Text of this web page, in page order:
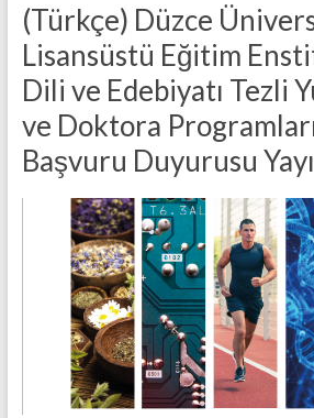
(Türkçe) Düzce
Lisansüstü Eğitim
Dili ve Edebiyatı Tezli
ve Doktora
Başvuru Duyurusu